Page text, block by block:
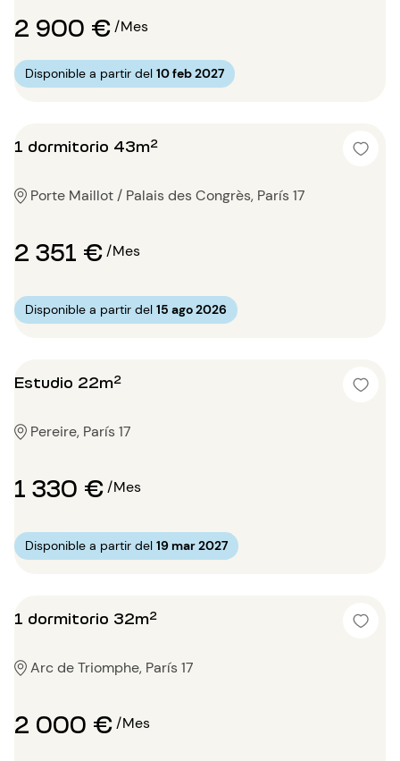
2 900 €/Mes
Disponible a partir del 10 feb 2027
1 dormitorio 43m²
Porte Maillot / Palais des Congrès, París 17
2 351 €/Mes
Disponible a partir del 15 ago 2026
Estudio 22m²
Pereire, París 17
1 330 €/Mes
Disponible a partir del 19 mar 2027
1 dormitorio 32m²
Arc de Triomphe, París 17
2 000 €/Mes